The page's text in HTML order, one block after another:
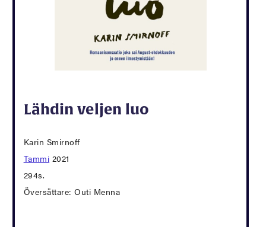
Lähdin veljen luo
Karin Smirnoff
Tammi 2021
294s.
Översättare: Outi Menna